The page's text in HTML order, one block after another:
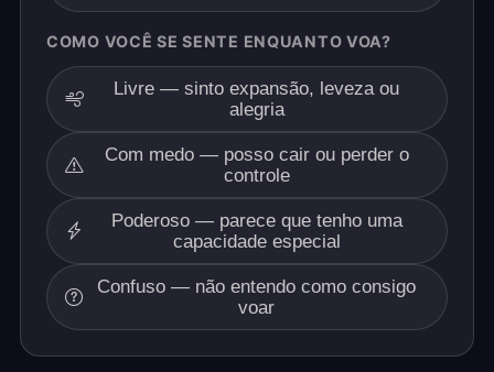
COMO VOCÊ SE SENTE ENQUANTO VOA?
Livre — sinto expansão, leveza ou
alegria
Com medo — posso cair ou perder o
controle
Poderoso — parece que tenho uma
capacidade especial
Confuso — não entendo como consigo
voar